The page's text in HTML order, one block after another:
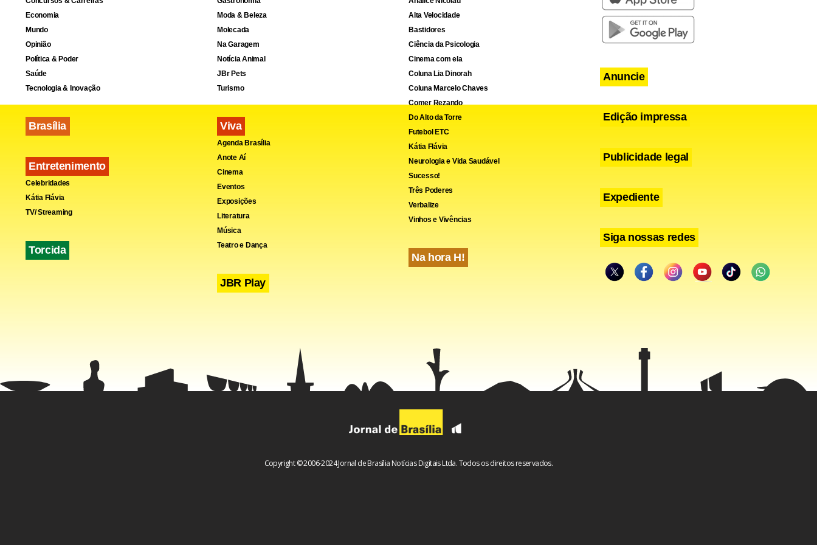
Perturbações
Cada pessoa chega ao relacionamento com histórias, expectativas e formas diferentes
de lidar com emoções, o que torna o conflito algo natural. O especialista explica que, em
uma relação saudável, os conflitos funcionam como oportunidades de escuta,
negociação e transformação do vínculo.
Segundo ele, existem diferenças entre conflitos comuns entre casais e relações
violentas e abusivas. “Um casal pode atravessar uma diversidade de conflitos sem que
“Ciúme”
Economia
Mundo
Opinião
Política & Poder
Saúde
Tecnologia & Inovação
Brasília
Entretenimento
Celebridades
Kátia Flávia
TV/ Streaming
Torcida
Moda & Beleza
Molecada
Na Garagem
Notícia Animal
JBr Pets
Turismo
Viva
Agenda Brasília
Anote Aí
Cinema
Eventos
Exposições
Literatura
Música
Teatro e Dança
JBR Play
Alta Velocidade
Bastidores
Ciência da Psicologia
Cinema com ela
Coluna Lia Dinorah
Coluna Marcelo Chaves
Comer Rezando
Do Alto da Torre
Futebol ETC
Kátia Flávia
Neurologia e Vida Saudável
Sucesso!
Três Poderes
Verbalize
Vinhos e Vivências
Na hora H!
Anuncie
Edição impressa
Publicidade legal
Expediente
Siga nossas redes
Copyright © 2006-2024 Jornal de Brasília Notícias Digitais Ltda. Todos os direitos reservados.